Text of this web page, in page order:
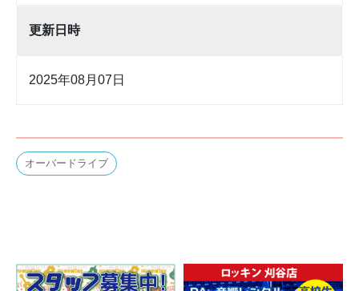
更新日時
2025年08月07日
オーバードライブ